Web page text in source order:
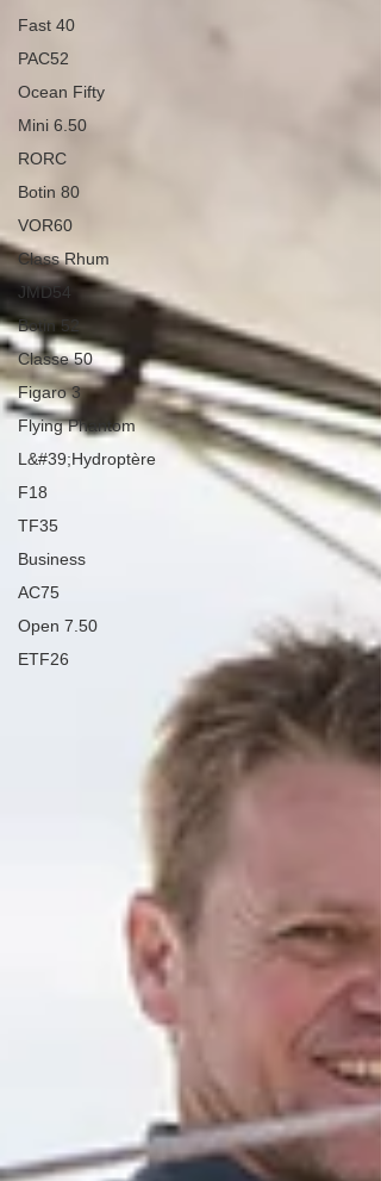
Fast 40
PAC52
Ocean Fifty
Mini 6.50
RORC
Botin 80
VOR60
Class Rhum
JMD54
Botin 52
Classe 50
Figaro 3
Flying Phantom
L&#39;Hydroptère
F18
TF35
Business
AC75
Open 7.50
ETF26